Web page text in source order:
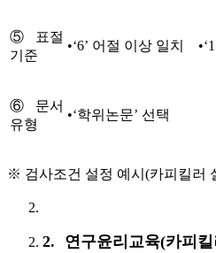
⑤표절
기준
•‘6’ 어절 이상 일치
⑥문서
유형
•‘학위논문’ 선택
※ 검사조건 설정 예시(카피킬러
2. 연구윤리교육(카피